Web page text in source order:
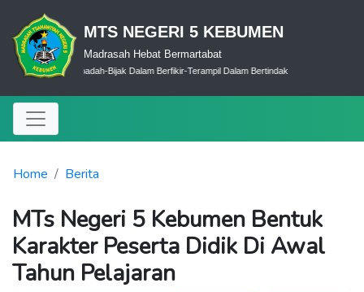
MTS NEGERI 5 KEBUMEN
Madrasah Hebat Bermartabat
Cerdas Dalam Ibadah-Bijak Dalam Berfikir-Terampil Dalam Bertindak
Home Berita
MTs Negeri 5 Kebumen Bentuk
Karakter Peserta Didik Di Awal
Tahun Pelajaran